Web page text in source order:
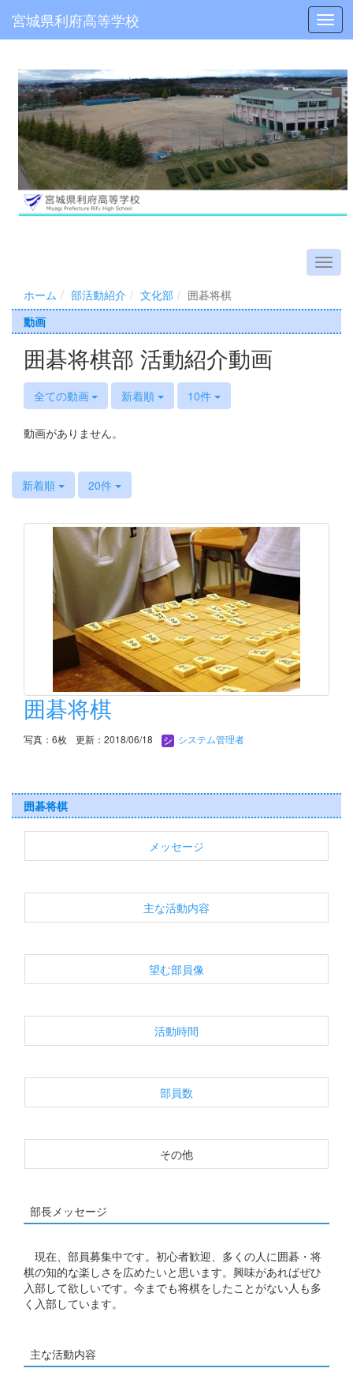
宮城県利府高等学校
ホーム 部活動紹介 文化部
囲碁将棋
動画
囲碁将棋部 活動紹介動画
全ての動画 新着順 10件
動画がありません。
新着順 20件
囲碁将棋
写真：6枚 更新：2018/06/18 システム管理者
囲碁将棋
メッセージ
主な活動内容
望む部員像
活動時間
部員数
その他
部長メッセージ
現在、部員募集中です。初心者歓迎、多くの人に囲碁・将
棋の知的な楽しさを広めたいと思います。興味があればぜひ
入部して欲しいです。今までも将棋をしたことがない人も多
く入部しています。
主な活動内容